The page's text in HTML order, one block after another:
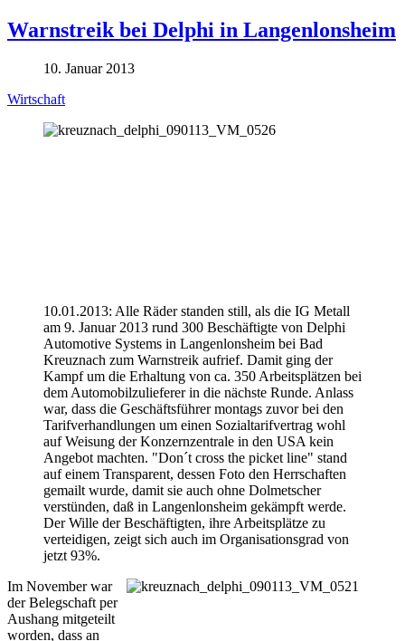
Warnstreik bei Delphi in Langenlonsheim
10. Januar 2013
Wirtschaft
10.01.2013: Alle Räder standen still, als die IG Metall
am 9. Januar 2013 rund 300 Beschäftigte von Delphi
Automotive Systems in Langenlonsheim bei Bad
Kreuznach zum Warnstreik aufrief. Damit ging der
Kampf um die Erhaltung von ca. 350 Arbeitsplätzen bei
dem Automobilzulieferer in die nächste Runde. Anlass
war, dass die Geschäftsführer montags zuvor bei den
Tarifverhandlungen um einen Sozialtarifvertrag wohl
auf Weisung der Konzernzentrale in den USA kein
Angebot machten. "Don´t cross the picket line" stand
auf einem Transparent, dessen Foto den Herrschaften
gemailt wurde, damit sie auch ohne Dolmetscher
verstünden, daß in Langenlonsheim gekämpft werde.
Der Wille der Beschäftigten, ihre Arbeitsplätze zu
verteidigen, zeigt sich auch im Organisationsgrad von
jetzt 93%.
Im November war
der Belegschaft per
Aushang mitgeteilt
worden, dass an